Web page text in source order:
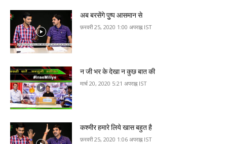
अब बरसेंगे पुुष्‍प आसमान से
फ़रवरी 25, 2020 1:00 अपराह्न IST
न जी भर के देखा न कुछ बात की
मार्च 20, 2020 5:21 अपराह्न IST
कश्मीर हमारे ल‍िये खास बहुत है
फ़रवरी 25, 2020 1:06 अपराह्न IST